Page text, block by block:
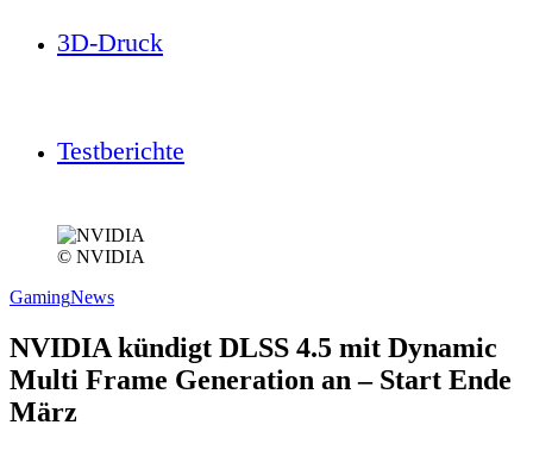
3D-Druck
Testberichte
© NVIDIA
GamingNews
NVIDIA kündigt DLSS 4.5 mit Dynamic
Multi Frame Generation an – Start Ende
März